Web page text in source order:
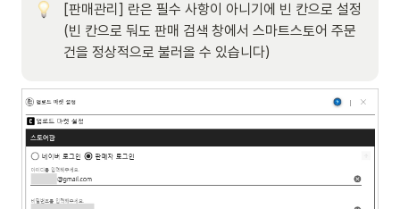
[판매관리] 란은 필수 사항이 아니기에 빈 칸으로 설정
(빈 칸으로 둬도 판매 검색 창에서 스마트스토어 주문
건을 정상적으로 불러올 수 있습니다)